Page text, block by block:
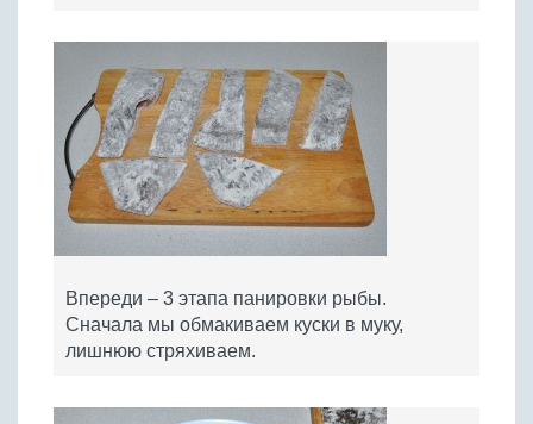
Впереди – 3 этапа панировки рыбы.
Сначала мы обмакиваем куски в муку,
лишнюю стряхиваем.